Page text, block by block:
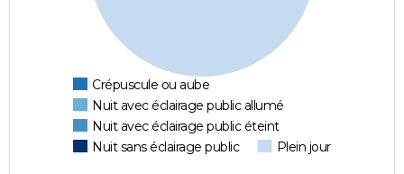
Crépuscule ou aube
Nuit avec éclairage public allumé
Nuit avec éclairage public éteint
Nuit sans éclairage public
Plein jour